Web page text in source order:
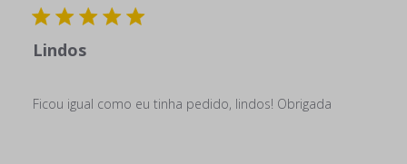
Lindos
Ficou igual como eu tinha pedido, lindos! Obrigada